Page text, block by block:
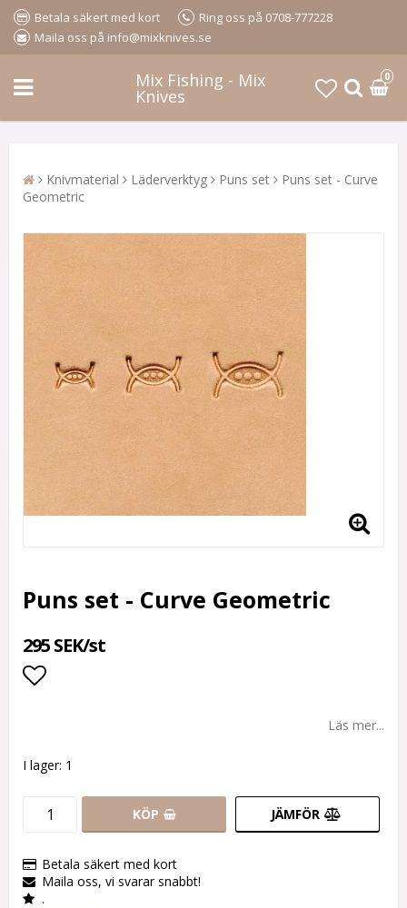
Betala säkert med kort
Ring oss på 0708-777228
Maila oss på info@mixknives.se
Mix Fishing - Mix
Knives
0
Knivmaterial Läderverktyg Puns set
Puns set - Curve
Geometric
Puns set - Curve Geometric
295 SEK/st
Läs mer...
I lager: 1
KÖP JÄMFÖR
Betala säkert med kort
Maila oss, vi svarar snabbt!
.